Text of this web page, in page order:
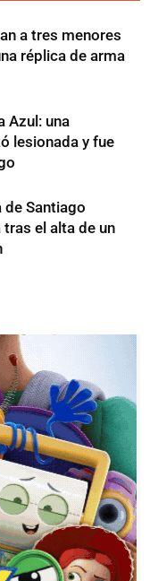
a tres menores
réplica de arma
Azul: una
lesionada y fue
de Santiago
el alta de un